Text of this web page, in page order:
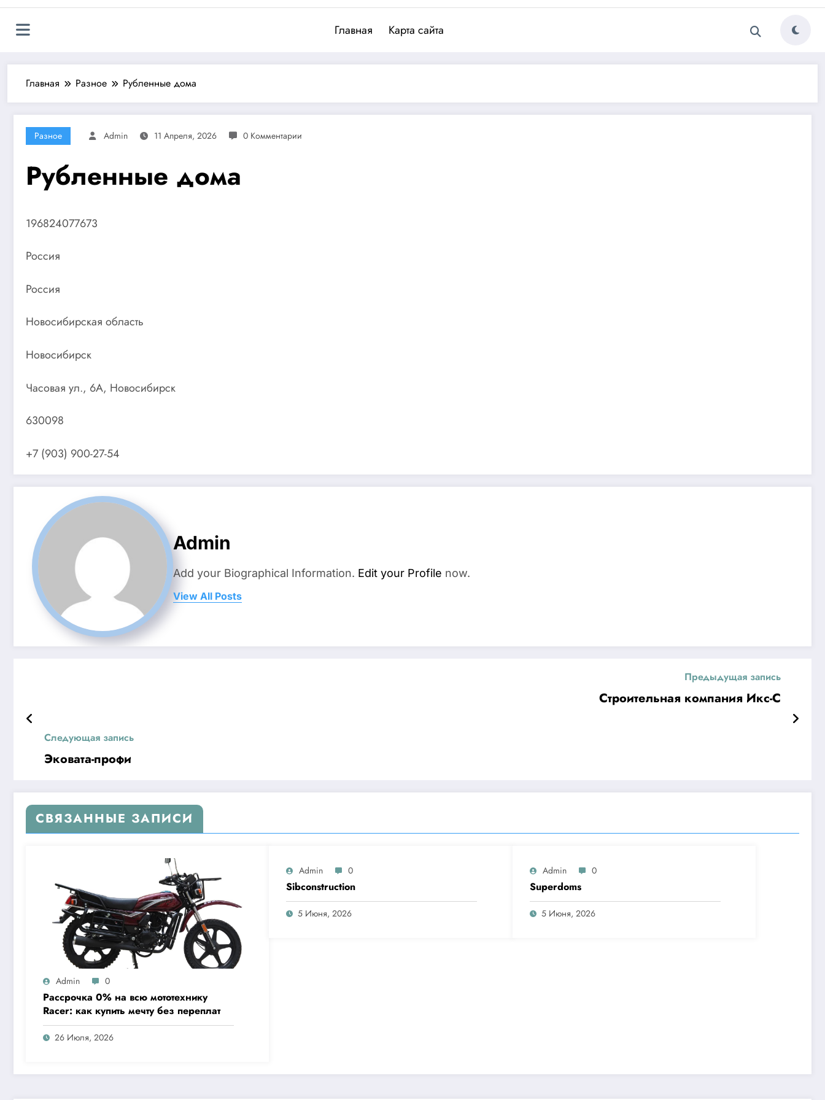
Главная Карта сайта
Главная Разное Рубленные дома
Разное Admin 11 Апреля, 2026 0 Комментарии
Рубленные дома
196824077673
Россия
Россия
Новосибирская область
Новосибирск
Часовая ул., 6А, Новосибирск
630098
+7 (903) 900-27-54
Admin
Add your Biographical Information. Edit your Profile now.
View All Posts
Предыдущая запись
Строительная компания Икс-С
Следующая запись
Эковата-профи
СВЯЗАННЫЕ ЗАПИСИ
Admin 0
Рассрочка 0% на всю мототехнику
Racer: как купить мечту без переплат
26 Июля, 2026
Admin 0
Sibconstruction
5 Июня, 2026
Admin 0
Superdoms
5 Июня, 2026